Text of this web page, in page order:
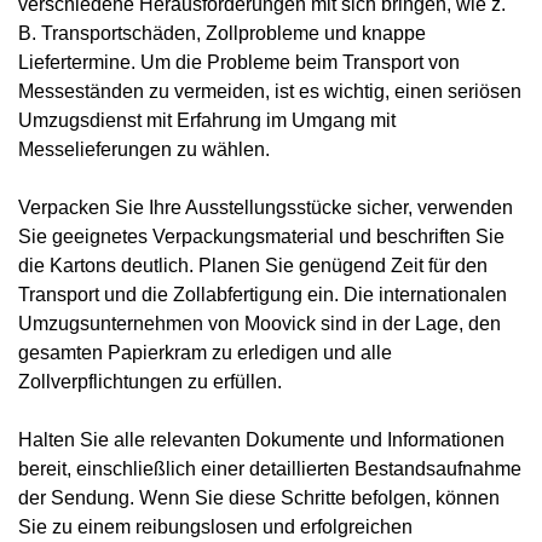
B. Transportschäden, Zollprobleme und knappe
Liefertermine. Um die Probleme beim Transport von
Messeständen zu vermeiden, ist es wichtig, einen seriösen
Umzugsdienst mit Erfahrung im Umgang mit
Messelieferungen zu wählen.
Verpacken Sie Ihre Ausstellungsstücke sicher, verwenden
Sie geeignetes Verpackungsmaterial und beschriften Sie
die Kartons deutlich. Planen Sie genügend Zeit für den
Transport und die Zollabfertigung ein. Die internationalen
Umzugsunternehmen von Moovick sind in der Lage, den
gesamten Papierkram zu erledigen und alle
Zollverpflichtungen zu erfüllen.
Halten Sie alle relevanten Dokumente und Informationen
bereit, einschließlich einer detaillierten Bestandsaufnahme
der Sendung. Wenn Sie diese Schritte befolgen, können
Sie zu einem reibungslosen und erfolgreichen